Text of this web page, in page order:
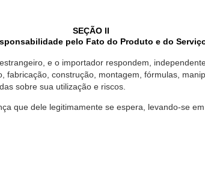
SEÇÃO II
pelo Fato do Produto e do
e o importador respondem,
construção, montagem, fórmulas,
sobre sua utilização e riscos.
que dele legitimamente se espera, levando-se